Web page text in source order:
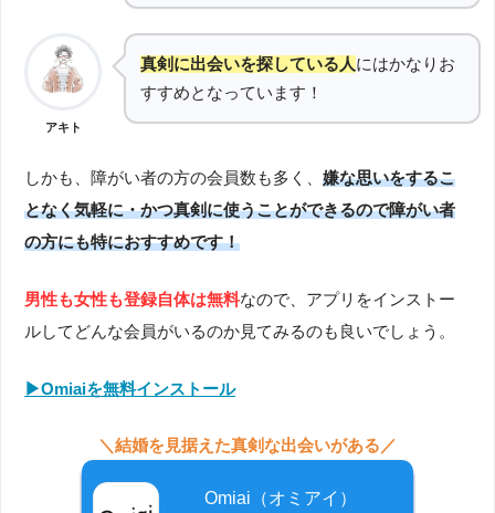
アキト
真剣に出会いを探している人にはかなりお
すすめとなっています！
しかも、障がい者の方の会員数も多く、嫌な思いをするこ
となく気軽に・かつ真剣に使うことができるので障がい者
の方にも特におすすめです！
男性も女性も登録自体は無料なので、アプリをインストー
ルしてどんな会員がいるのか見てみるのも良いでしょう。
▶︎Omiaiを無料インストール
＼結婚を見据えた真剣な出会いがある／
Omiai（オミアイ）